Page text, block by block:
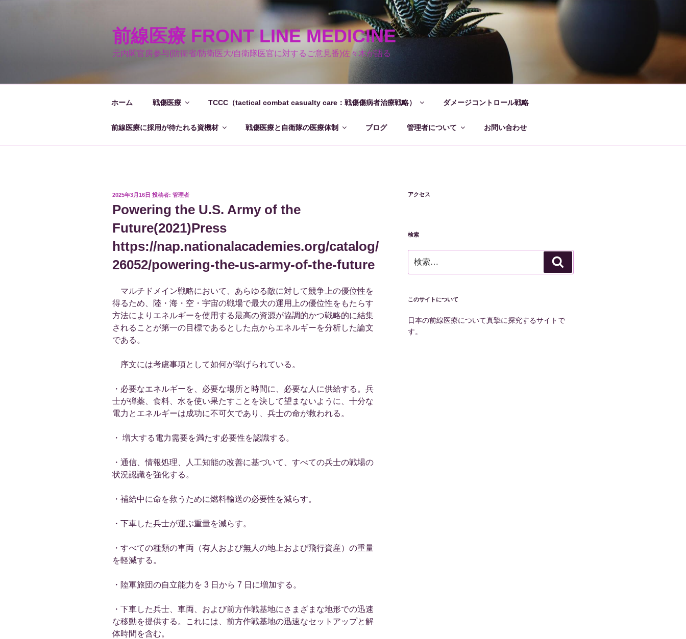
前線医療 FRONT LINE MEDICINE
元内閣官房参与(防衛省/防衛医大/自衛隊医官に対するご意見番)佐々木が語る
ホーム 戦傷医療 TCCC（tactical combat casualty care：戦傷傷病者治療戦略） ダメージコントロール戦略
前線医療に採用が待たれる資機材 戦傷医療と自衛隊の医療体制 ブログ 管理者について お問い合わせ
投
日:
2025年3月16日 投稿者: 管理者
Powering the U.S. Army of the
Future(2021)Press
https://nap.nationalacademies.org/catalog/
26052/powering-the-us-army-of-the-future
マルチドメイン戦略において、あらゆる敵に対して競争上の優位性を
得るため、陸・海・空・宇宙の戦場で最大の運用上の優位性をもたらす
方法によりエネルギーを使用する最高の資源が協調的かつ戦略的に結集
されることが第一の目標であるとした点からエネルギーを分析した論文
である。
序文には考慮事項として如何が挙げられている。
・必要なエネルギーを、必要な場所と時間に、必要な人に供給する。兵
士が弾薬、食料、水を使い果たすことを決して望まないように、十分な
電力とエネルギーは成功に不可欠であり、兵士の命が救われる。
・ 増大する電力需要を満たす必要性を認識する。
・通信、情報処理、人工知能の改善に基づいて、すべての兵士の戦場の
状況認識を強化する。
・補給中に命を救うために燃料輸送の必要性を減らす。
・下車した兵士が運ぶ重量を減らす。
・すべての種類の車両（有人および無人の地上および飛行資産）の重量
を軽減する。
・陸軍旅団の自立能力を 3 日から 7 日に増加する。
・下車した兵士、車両、および前方作戦基地にさまざまな地形での迅速
な移動を提供する。これには、前方作戦基地の迅速なセットアップと解
体時間を含む。
アクセス
検索
索:
索
このサイトについて
日本の前線医療について真摯に探究するサイトで
す。